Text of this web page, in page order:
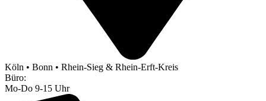
Köln • Bonn • Rhein-Sieg & Rhein-Erft-Kreis
Büro:
Mo-Do 9-15 Uhr